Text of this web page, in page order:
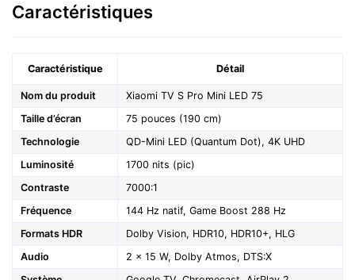
Caractéristiques
Caractéristique Détail
Nom du produit
Xiaomi TV S Pro Mini LED 75
Taille d’écran
75 pouces (190 cm)
Technologie
QD-Mini LED (Quantum Dot), 4K UHD
Luminosité
1700 nits (pic)
Contraste
7000:1
Fréquence
144 Hz natif, Game Boost 288 Hz
Formats HDR
Dolby Vision, HDR10, HDR10+, HLG
Audio
2 x 15 W, Dolby Atmos, DTS:X